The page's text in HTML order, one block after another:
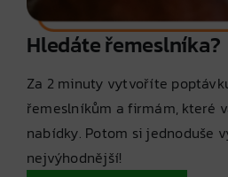
Hledáte řemeslníka?
Za 2 minuty vytvoříte
řemeslníkům a firmám, které
nabídky. Potom si jednoduše
nejvýhodnější!